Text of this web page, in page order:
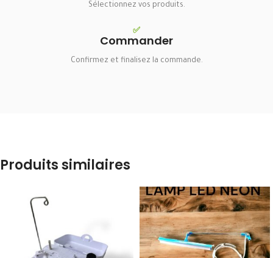
Sélectionnez vos produits.
✅
Commander
Confirmez et finalisez la commande.
Produits similaires